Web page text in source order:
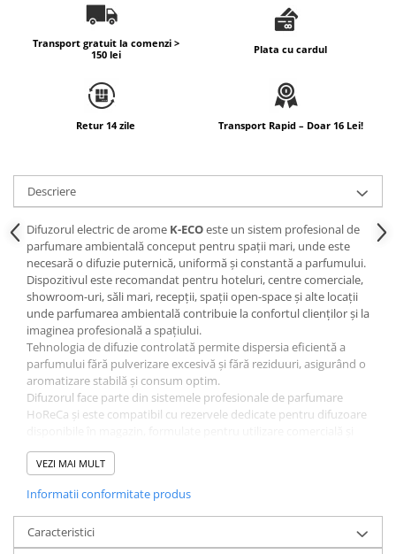
Transport gratuit la comenzi >
150 lei
Plata cu cardul
Retur 14 zile Transport Rapid – Doar 16 Lei!
Descriere
Difuzorul electric de arome K-ECOeste un sistem profesional de
parfumare ambientală conceput pentru spații mari, unde este
necesară o difuzie puternică, uniformă și constantă a parfumului.
Dispozitivul este recomandat pentru hoteluri, centre comerciale,
showroom-uri, săli mari, recepții, spații open-space și alte locații
unde parfumarea ambientală contribuie la confortul clienților și la
imaginea profesională a spațiului.
Tehnologia de difuzie controlată permite dispersia eficientă a
parfumului fără pulverizare excesivă și fără reziduuri, asigurând o
aromatizare stabilă și consum optim.
Difuzorul face parte din sistemele profesionale de parfumare
HoReCa și este compatibil cu rezervele dedicate pentru difuzoare
cost optim de operare.
✔ sistem profesional pentru spații mari
✔ potrivit pentru HoReCa și retail
✔ funcționare automată
✔ consum controlat
✔ compatibil cu rezerve profesionale
VEZI MAI MULT
Informatii conformitate produs
Caracteristici